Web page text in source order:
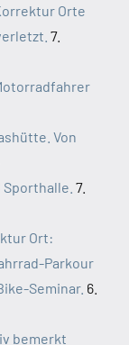
Orte
7.
Von
7.
Ort:
Parkour
Seminar. 6.
bemerkt